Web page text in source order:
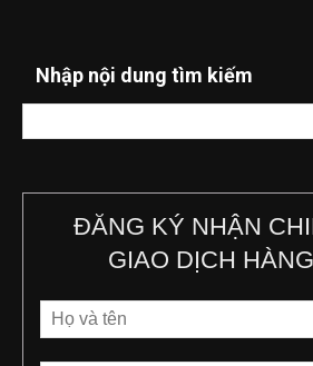
Nhập nội dung tìm kiếm
ĐĂNG KÝ NHẬN
GIAO DỊCH